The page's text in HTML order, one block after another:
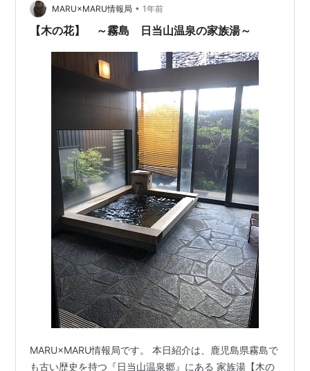
のお宿は鹿児島空港に近いので着陸ルート上空から望む
こと…
MARU×MARU情報局 • 1年前
【木の花】 ～霧島 日当山温泉の家族湯～
MARU×MARU情報局です。 本日紹介は、鹿児島県霧島で
も古い歴史を持つ『日当山温泉郷』にある 家族湯【木の